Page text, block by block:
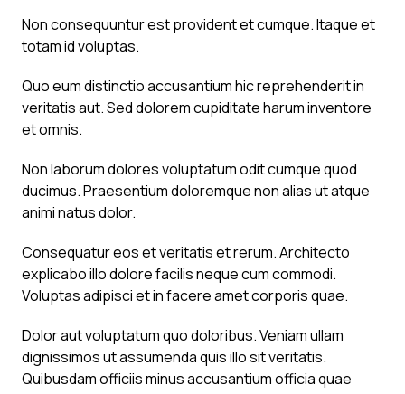
Non consequuntur est provident et cumque. Itaque et
totam id voluptas.
Quo eum distinctio accusantium hic reprehenderit in
veritatis aut. Sed dolorem cupiditate harum inventore
et omnis.
Non laborum dolores voluptatum odit cumque quod
ducimus. Praesentium doloremque non alias ut atque
animi natus dolor.
Consequatur eos et veritatis et rerum. Architecto
explicabo illo dolore facilis neque cum commodi.
Voluptas adipisci et in facere amet corporis quae.
Dolor aut voluptatum quo doloribus. Veniam ullam
dignissimos ut assumenda quis illo sit veritatis.
Quibusdam officiis minus accusantium officia quae